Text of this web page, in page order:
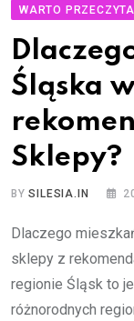
WARTO
Śląska
Sklepy?
BYSILESIA.IN
Dlaczego
sklepy z
regionie Śląsk to
różnorodnych